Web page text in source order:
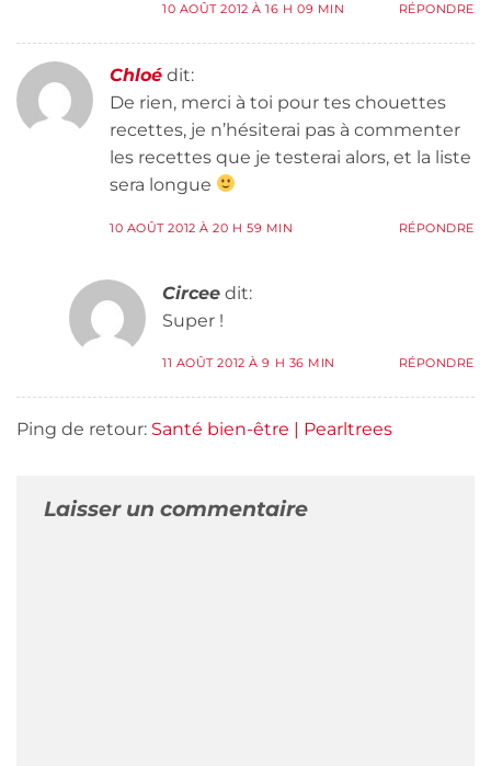
10 AOÛT 2012 À 16 H 09 MIN RÉPONDRE
Chloé dit:
De rien, merci à toi pour tes chouettes
recettes, je n’hésiterai pas à commenter
les recettes que je testerai alors, et la liste
sera longue
10 AOÛT 2012 À 20 H 59 MIN RÉPONDRE
Circee dit:
Super !
11 AOÛT 2012 À 9 H 36 MIN RÉPONDRE
Ping de retour: Santé bien-être | Pearltrees
Laisser un commentaire